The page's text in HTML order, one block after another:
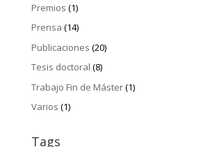
Premios (1)
Prensa (14)
Publicaciones (20)
Tesis doctoral (8)
Trabajo Fin de Máster(1)
Varios (1)
Tags